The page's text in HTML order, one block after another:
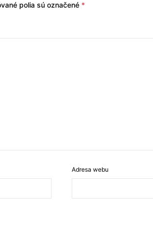
polia sú označené *
Adresa webu